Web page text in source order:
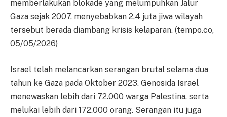
memberlakukan blokade yang melumpuhkan Jalur
Gaza sejak 2007, menyebabkan 2,4 juta jiwa wilayah
tersebut berada diambang krisis kelaparan. (tempo.co,
05/05/2026)
Israel telah melancarkan serangan brutal selama dua
tahun ke Gaza pada Oktober 2023. Genosida Israel
menewaskan lebih dari 72.000 warga Palestina, serta
melukai lebih dari 172.000 orang. Serangan itu juga